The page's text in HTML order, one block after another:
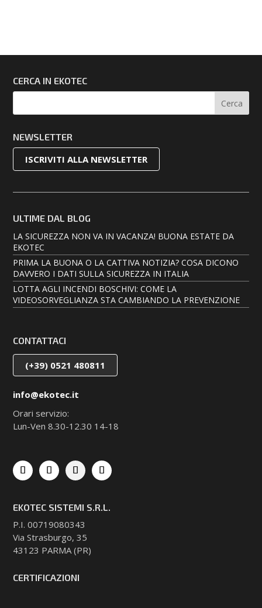
CERCA IN EKOTEC
NEWSLETTER
ISCRIVITI ALLA NEWSLETTER
ULTIME DAL BLOG
LA SICUREZZA NON VA IN VACANZA! BUONA ESTATE DA
EKOTEC
PRIMA LA BUONA O LA CATTIVA NOTIZIA? COSA DICONO
DAVVERO I DATI SULLA SICUREZZA IN ITALIA
LOTTA AGLI INCENDI BOSCHIVI: COME LA
VIDEOSORVEGLIANZA STA CAMBIANDO LA PREVENZIONE
CONTATTACI
(+39) 0521 480811
info@ekotec.it
Orari servizio:
Lun-Ven 8.30-12.30 14-18
EKOTEC SISTEMI S.R.L.
P.I. 00719080343
Via Strasburgo, 35
43123 PARMA (PR)
CERTIFICAZIONI